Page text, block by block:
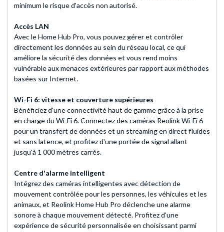
minimum le risque d'accès non autorisé.
Accès LAN
Avec le Home Hub Pro, vous pouvez gérer et contrôler
directement les données au sein du réseau local, ce qui
améliore la sécurité des données et vous rend moins
vulnérable aux menaces extérieures par rapport aux méthodes
basées sur Internet.
Wi-Fi 6: vitesse et couverture supérieures
Bénéficiez d'une connectivité haut de gamme grâce à la prise
en charge du Wi-Fi 6. Connectez des caméras Reolink Wi-Fi 6
pour un transfert de données et un streaming en direct fluides
et sans latence, et profitez d'une portée de signal allant
jusqu'à 1 000 mètres carrés.
Centre d'alarme intelligent
Intégrez des caméras intelligentes avec détection de
mouvement contrôlée pour les personnes, les véhicules et les
animaux, et Reolink Home Hub Pro déclenche une alarme
sonore à chaque mouvement détecté. Profitez d'une
expérience de sécurité personnalisée en choisissant parmi